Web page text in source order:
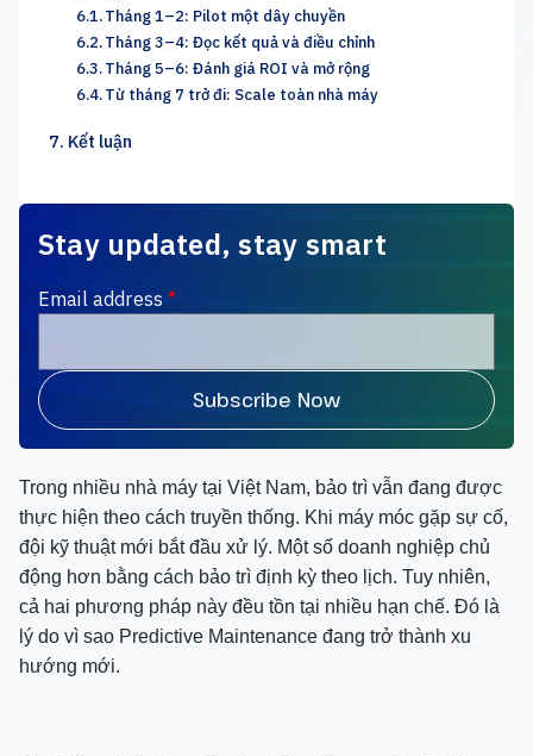
Tháng 1–2: Pilot một dây chuyền
Tháng 3–4: Đọc kết quả và điều chỉnh
Tháng 5–6: Đánh giá ROI và mở rộng
Từ tháng 7 trở đi: Scale toàn nhà máy
Kết luận
Stay updated, stay smart
Email address*
Trong nhiều nhà máy tại Việt Nam, bảo trì vẫn đang được
thực hiện theo cách truyền thống. Khi máy móc gặp sự cố,
đội kỹ thuật mới bắt đầu xử lý. Một số doanh nghiệp chủ
động hơn bằng cách bảo trì định kỳ theo lịch. Tuy nhiên,
cả hai phương pháp này đều tồn tại nhiều hạn chế. Đó là
lý do vì sao Predictive Maintenance đang trở thành xu
hướng mới.